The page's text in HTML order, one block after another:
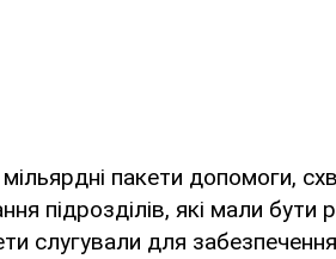
пакети допомоги,
підрозділів, які мали бути
слугували для